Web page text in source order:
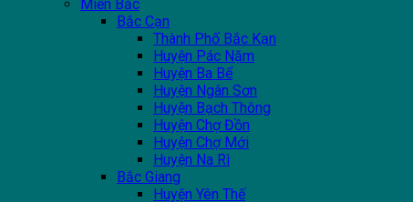
Miền Bắc
Bắc Cạn
Thành Phố Bắc Kạn
Huyện Pác Nặm
Huyện Ba Bể
Huyện Ngân Sơn
Huyện Bạch Thông
Huyện Chợ Đồn
Huyện Chợ Mới
Huyện Na Rì
Bắc Giang
Huyện Yên Thế